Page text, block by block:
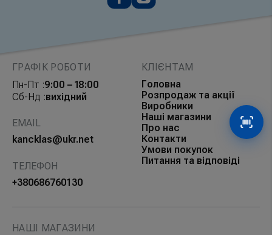
ГРАФІК РОБОТИ
Пн-Пт :9:00 – 18:00
Сб-Нд :вихідний
EMAIL
kancklas@ukr.net
ТЕЛЕФОН
+380686760130
КЛІЄНТАМ
Головна
Розпродаж та акції
Виробники
Наші магазини
Про нас
Контакти
Умови покупок
Питання та відповіді
НАШІ МАГАЗИНИ